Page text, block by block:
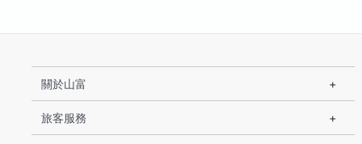
關於山富
旅客服務